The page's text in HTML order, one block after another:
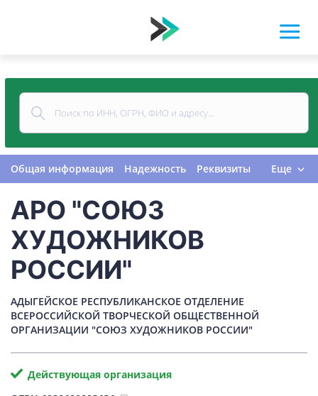
Общая информация Надежность
Реквизиты
Финансовая отчетность
Руководитель
Учредитель
Связи Госзакупки
Проверки
Долги
Налоги и сборы История изменений
Еще
АРО "СОЮЗ
ХУДОЖНИКОВ
РОССИИ"
АДЫГЕЙСКОЕ РЕСПУБЛИКАНСКОЕ ОТДЕЛЕНИЕ
ВСЕРОССИЙСКОЙ ТВОРЧЕСКОЙ ОБЩЕСТВЕННОЙ
ОРГАНИЗАЦИИ "СОЮЗ ХУДОЖНИКОВ РОССИИ"
Действующая организация